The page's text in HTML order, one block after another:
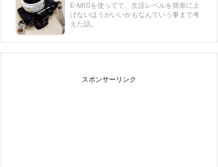
E-M10を使ってて、生活レベルを簡単に上
げないほうがいいかもなんていう事まで考
えた話。
スポンサーリンク